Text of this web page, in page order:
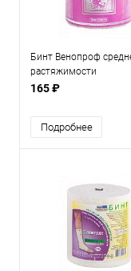
Бинт Венопроф
растяжимости
165 ₽
Подробнее